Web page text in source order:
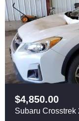
$4,850.00
Subaru